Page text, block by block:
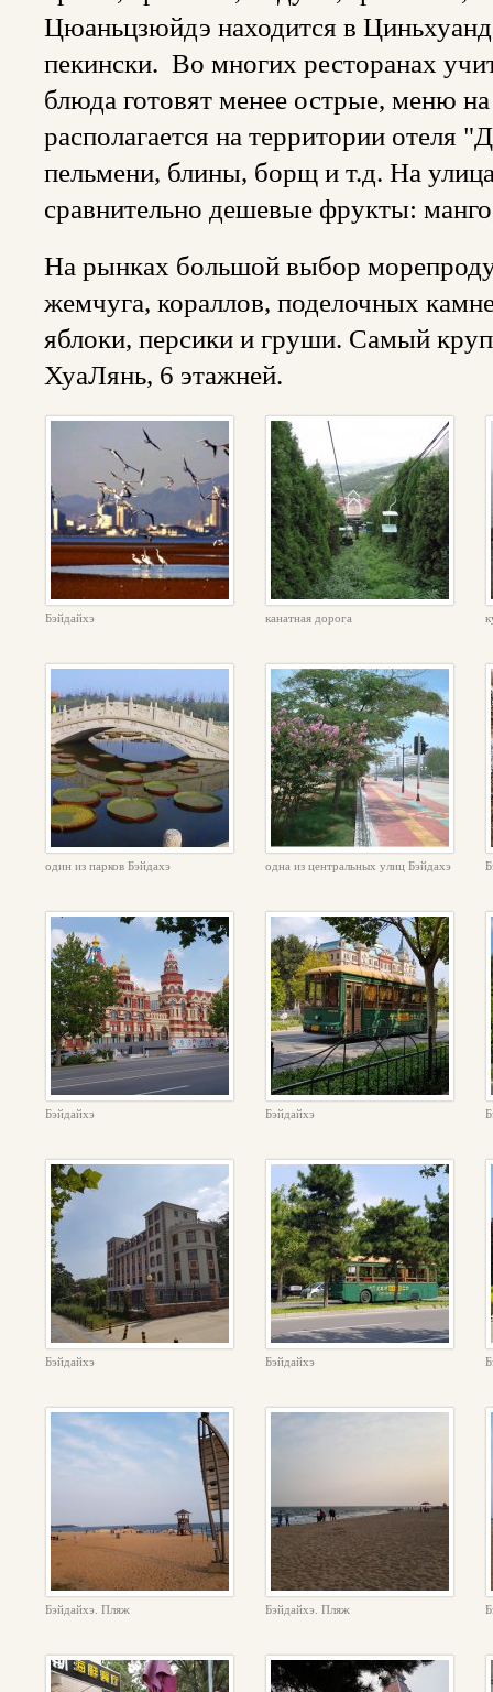
Цюаньцзюйдэ находится в
пекински. Во многих ресторанах
блюда готовят менее острые, меню
располагается на территории отеля
пельмени, блины, борщ и т.д. На
сравнительно дешевые фрукты:
На рынках большой выбор
жемчуга, кораллов, поделочных
яблоки, персики и груши. Самый
ХуаЛянь, 6 этажней.
Бэйдайхэ канатная дорога
один из парков Бэйдахэ одна из центральных улиц Бэйдахэ
Бэйдайхэ Бэйдайхэ
Бэйдайхэ Бэйдайхэ
Бэйдайхэ. Пляж Бэйдайхэ. Пляж